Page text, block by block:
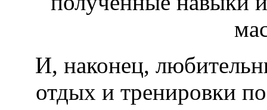
И, наконец,
отдых и тренировки